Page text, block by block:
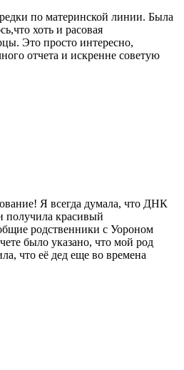
по материнской линии. Была
хоть и расовая
Это просто интересно,
отчета и искренне советую
Я всегда думала, что ДНК
получила красивый
родственники с Уороном
было указано, что мой род
что её дед еще во времена